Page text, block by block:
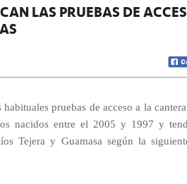
LAS PRUEBAS DE
pruebas de acceso a la
nacidos entre el 2005 y 1997 y
Tejera y Guamasa según la